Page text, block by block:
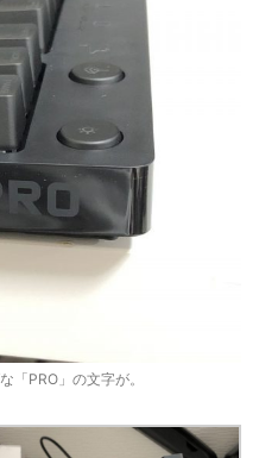
「PRO」の文字が。